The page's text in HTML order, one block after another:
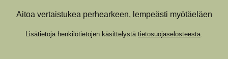
Aitoa vertaistukea perhearkeen, lempeästi myötäeläen
Lisätietoja henkilötietojen käsittelystä tietosuojaselosteesta